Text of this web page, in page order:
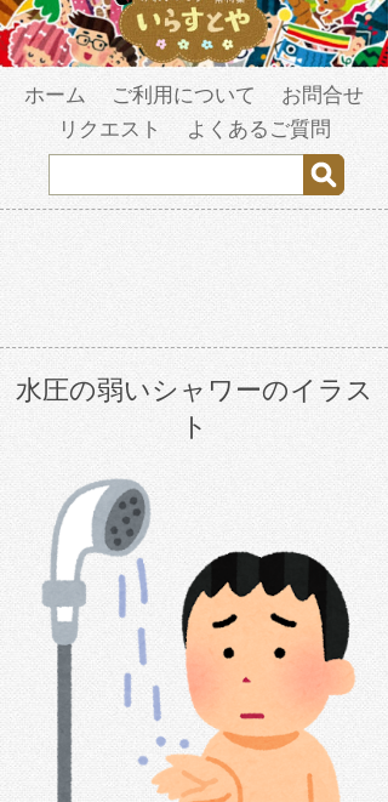
ホーム ご利用について
お問合せ
リクエスト
よくあるご質問
水圧の弱いシャワーのイラス
ト